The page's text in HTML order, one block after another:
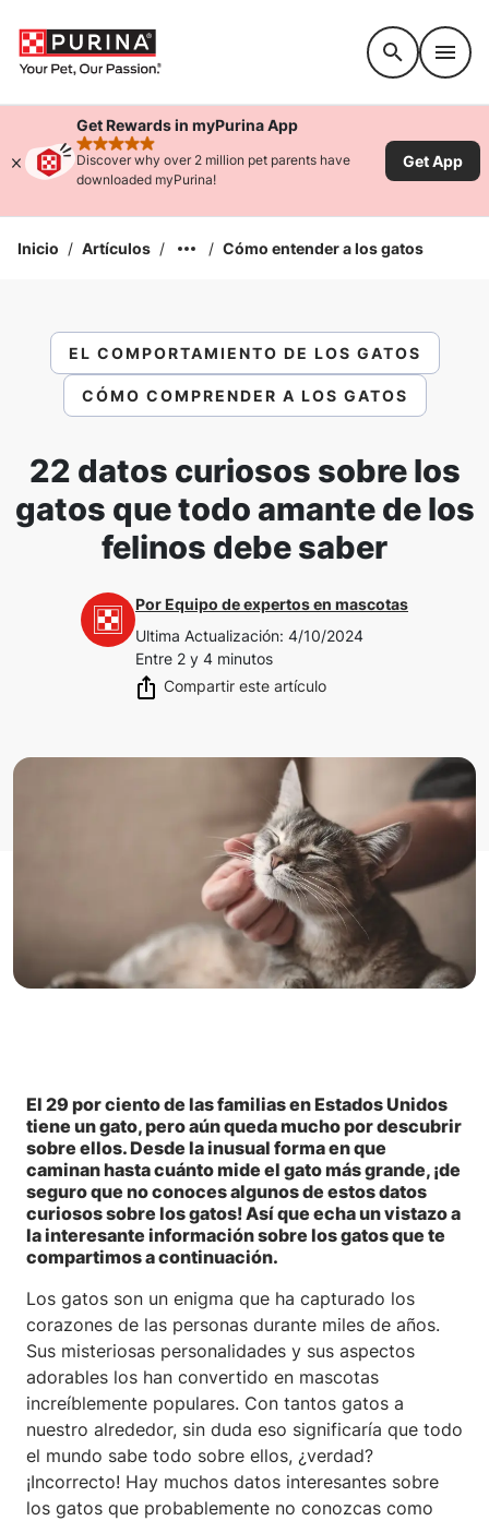
Get Rewards in myPurina App
rated 4.9 stars
Discover why over 2 million pet parents have
downloaded myPurina!
Get App
Inicio / Artículos / / Cómo entender a los gatos
EL COMPORTAMIENTO DE LOS GATOS
CÓMO COMPRENDER A LOS GATOS
22 datos curiosos sobre los
gatos que todo amante de los
felinos debe saber
PorEquipo de expertos en mascotas
Ultima Actualización: 4/10/2024
Entre 2 y 4 minutos
Compartir este artículo
El 29 por ciento de las familias en Estados Unidos
tiene un gato, pero aún queda mucho por descubrir
sobre ellos. Desde la inusual forma en que
caminan hasta cuánto mide el gato más grande, ¡de
seguro que no conoces algunos de estos datos
curiosos sobre los gatos! Así que echa un vistazo a
la interesante información sobre los gatos que te
compartimos a continuación.
Los gatos son un enigma que ha capturado los
corazones de las personas durante miles de años.
Sus misteriosas personalidades y sus aspectos
adorables los han convertido en mascotas
increíblemente populares. Con tantos gatos a
nuestro alrededor, sin duda eso significaría que todo
el mundo sabe todo sobre ellos, ¿verdad?
¡Incorrecto! Hay muchos datos interesantes sobre
los gatos que probablemente no conozcas como